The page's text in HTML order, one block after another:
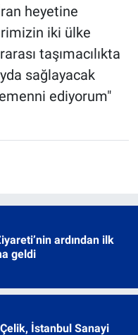
heyetine
iki ülke
taşımacılıkta
sağlayacak
ediyorum"
ardından ilk
geldi
İstanbul Sanayi